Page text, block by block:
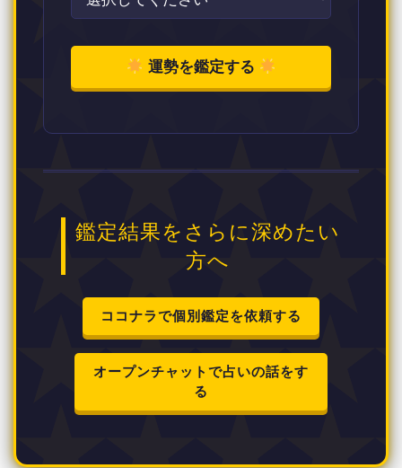
運勢を鑑定する
鑑定結果をさらに深めたい
方へ
ココナラで個別鑑定を依頼する
オープンチャットで占いの話をす
る